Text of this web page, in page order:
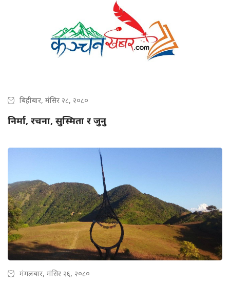
बिहीबार, मंसिर २८, २०८०
निर्मा, रचना, सुस्मिता र जुनु
मंगलबार, मंसिर २६, २०८०